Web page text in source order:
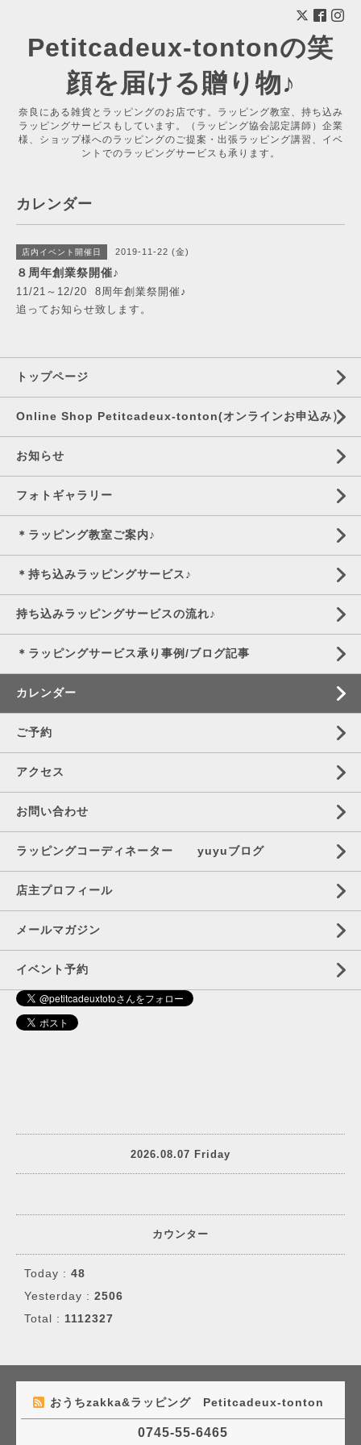
Petitcadeux-tontonの笑
顔を届ける贈り物♪
奈良にある雑貨とラッピングのお店です。ラッピング教室、持ち込み
ラッピングサービスもしています。（ラッピング協会認定講師）企業
様、ショップ様へのラッピングのご提案・出張ラッピング講習、イベ
ントでのラッピングサービスも承ります。
カレンダー
店内イベント開催日 2019-11-22 (金)
８周年創業祭開催♪
11/21～12/20 8周年創業祭開催♪
追ってお知らせ致します。
トップページ
Online Shop Petitcadeux-tonton(オンラインお申込み）
お知らせ
フォトギャラリー
＊ラッピング教室ご案内♪
＊持ち込みラッピングサービス♪
持ち込みラッピングサービスの流れ♪
＊ラッピングサービス承り事例/ブログ記事
カレンダー
ご予約
アクセス
お問い合わせ
ラッピングコーディネーター yuyuブログ
店主プロフィール
メールマガジン
イベント予約
2026.08.07 Friday
カウンター
Today : 48
Yesterday : 2506
Total : 1112327
おうちzakka&ラッピング Petitcadeux-tonton
0745-55-6465